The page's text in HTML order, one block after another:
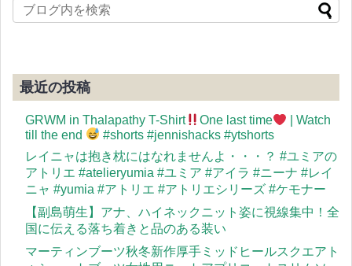
最近の投稿
GRWM in Thalapathy T-Shirt One last time
| Watch
till the end
#shorts #jennishacks #ytshorts
レイニャは抱き枕にはなれませんよ・・・？ #ユミアの
アトリエ #atelieryumia #ユミア #アイラ #ニーナ #レイ
ニャ #yumia #アトリエ #アトリエシリーズ #ケモナー
【副島萌生】アナ、ハイネックニット姿に視線集中！全
国に伝える落ち着きと品のある装い
マーティンブーツ秋冬新作厚手ミッドヒールスクエアト